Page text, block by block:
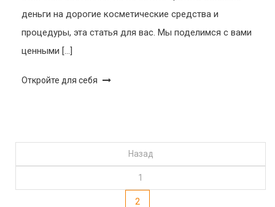
деньги на дорогие косметические средства и
процедуры, эта статья для вас. Мы поделимся с вами
ценными […]
Откройте для себя
Назад
1
2